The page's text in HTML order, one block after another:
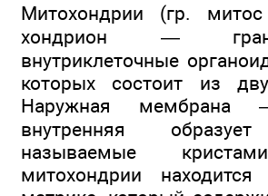
Митохондрии (гр.
хондрион —
внутриклеточные
которых состоит из
Наружная мембрана
внутренняя
называемые
митохондрии находится